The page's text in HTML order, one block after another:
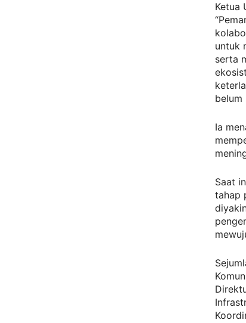
Ketua
untuk
serta
belum
Ia
Saat
tahap